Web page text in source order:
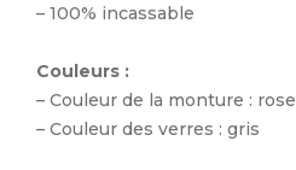
– 100% incassable
Couleurs :
– Couleur de la monture : rose
– Couleur des verres : gris